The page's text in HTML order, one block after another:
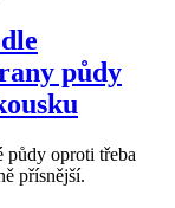
půdy
půdy oproti třeba
přísnější.